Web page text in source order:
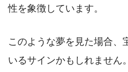
性を象徴しています。
このような夢を見た場合、
いるサインかもしれません。